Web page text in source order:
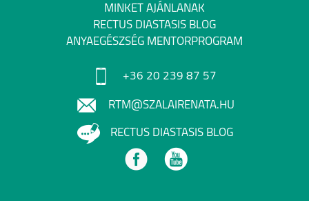
MINKET AJÁNLANAK
RECTUS DIASTASIS BLOG
ANYAEGÉSZSÉG MENTORPROGRAM
+36 20 239 87 57
RTM@SZALAIRENATA.HU
RECTUS DIASTASIS BLOG